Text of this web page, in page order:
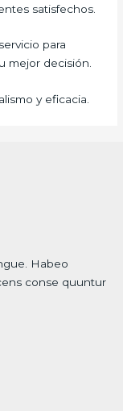
satisfechos.
para
mejor decisión.
y eficacia.
Habeo
conse quuntur